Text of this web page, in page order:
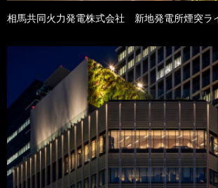
相馬共同火力発電株式会社 新地発電所煙突ラ